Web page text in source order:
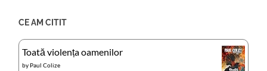
CE AM CITIT
Toată violența oamenilor
by Paul Colize